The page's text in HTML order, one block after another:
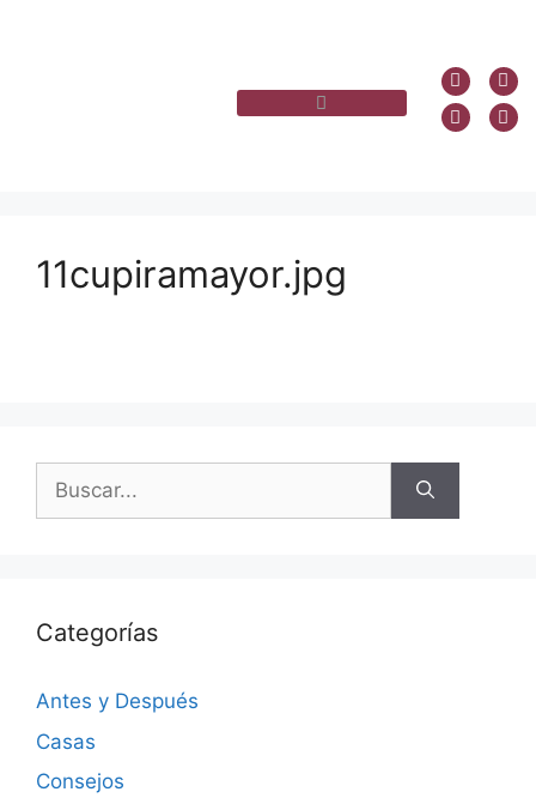
11cupiramayor.jpg
Categorías
Antes y Después
Casas
Consejos